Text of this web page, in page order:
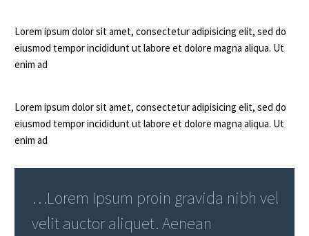
Lorem ipsum dolor sit amet, consectetur adipisicing elit, sed do
eiusmod tempor incididunt ut labore et dolore magna aliqua. Ut
enim ad
Lorem ipsum dolor sit amet, consectetur adipisicing elit, sed do
eiusmod tempor incididunt ut labore et dolore magna aliqua. Ut
enim ad
…Lorem Ipsum proin gravida nibh vel
velit auctor aliquet. Aenean